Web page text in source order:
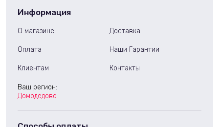
Информация
О магазине Доставка
Оплата Наши Гарантии
Клиентам Контакты
Ваш регион:
Домодедово